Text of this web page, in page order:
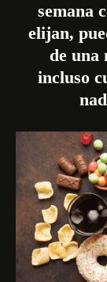
semana
elijan,
de una
incluso